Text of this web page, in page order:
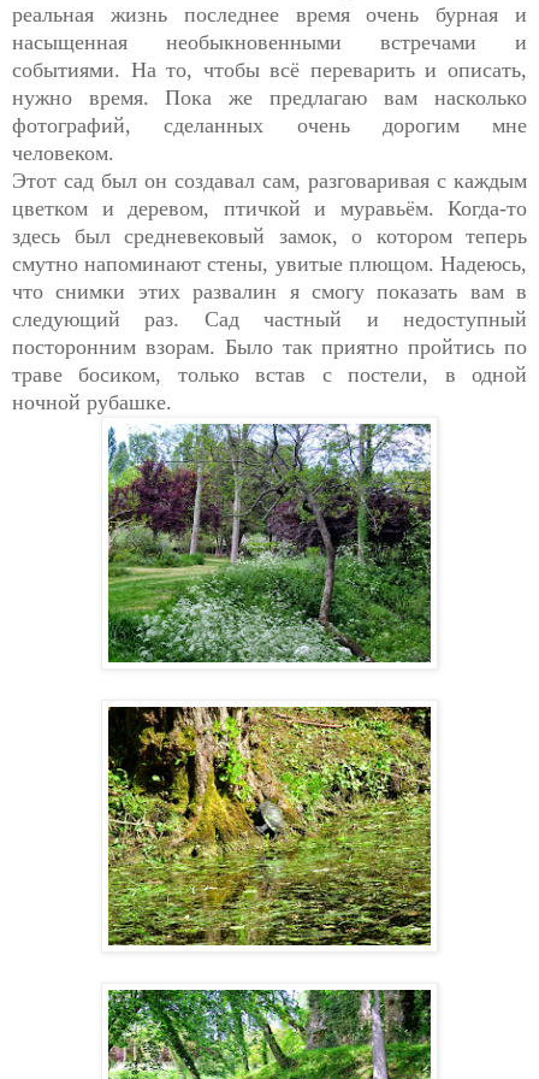
реальная жизнь последнее время очень бурная и
насыщенная необыкновенными встречами и
событиями. На то, чтобы всё переварить и описать,
нужно время.
Пока же предлагаю вам насколько
фотографий, сделанных очень дорогим мне
человеком.
Этот сад был он создавал сам, разговаривая с каждым
цветком и деревом, птичкой и муравьём. Когда-то
здесь был средневековый замок, о котором теперь
смутно напоминают стены, увитые плющом. Надеюсь,
что снимки этих развалин я смогу показать вам в
следующий раз. Сад частный и недоступный
посторонним взорам. Было так приятно пройтись по
траве босиком, только встав с постели, в одной
ночной рубашке.